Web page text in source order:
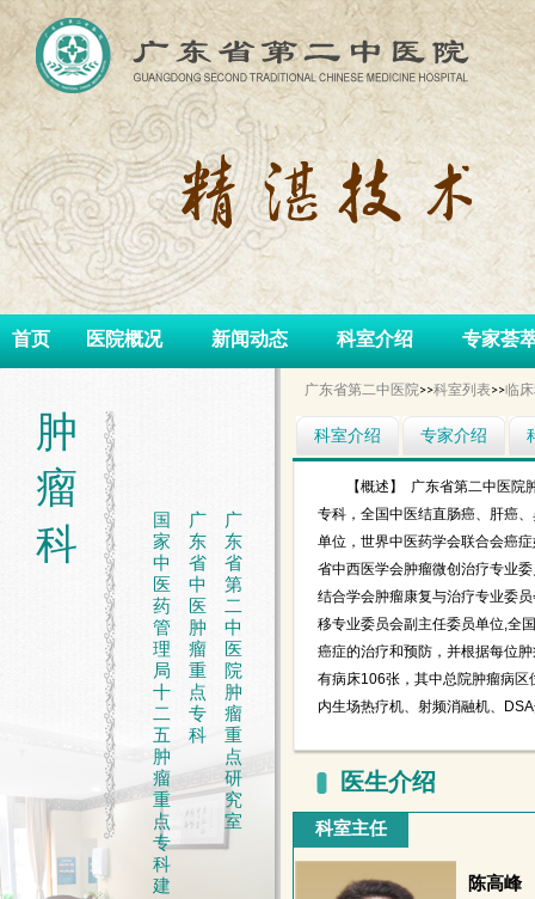
首页 医院概况 新闻动态 科室介绍 专家荟
肿
瘤
科
国
家
中
医
药
管
理
局
十
二
五
肿
瘤
重
点
专
科
建
广
东
省
中
医
肿
瘤
重
点
专
科
广
东
省
第
二
中
医
院
肿
瘤
重
点
研
究
室
广东省第二中医院>>科室列表>>临
科室介绍 专家介绍
【概述】 广东省第二中医
专科，全国中医结直肠癌、肝癌
单位，世界中医药学会联合会癌
省中西医学会肿瘤微创治疗专业
结合学会肿瘤康复与治疗专业委
移专业委员会副主任委员单位,全
癌症的治疗和预防，并根据每位
有病床106张，其中总院肿瘤病
内生场热疗机、射频消融机、
医生介绍
科室主任
陈高峰